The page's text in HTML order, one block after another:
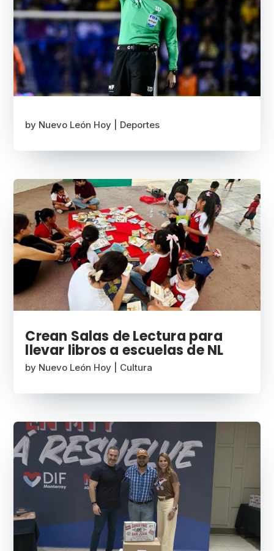
by Nuevo León Hoy Deportes
Crean Salas de Lectura para
llevar libros a escuelas de NL
by Nuevo León Hoy Cultura